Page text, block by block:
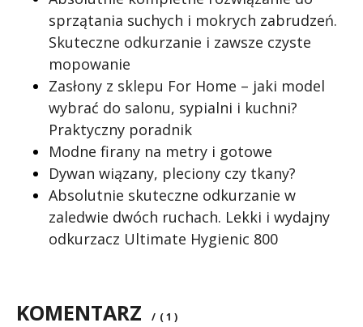
sprzątania suchych i mokrych zabrudzeń.
Skuteczne odkurzanie i zawsze czyste
mopowanie
Zasłony z sklepu For Home – jaki model
wybrać do salonu, sypialni i kuchni?
Praktyczny poradnik
Modne firany na metry i gotowe
Dywan wiązany, pleciony czy tkany?
Absolutnie skuteczne odkurzanie w
zaledwie dwóch ruchach. Lekki i wydajny
odkurzacz Ultimate Hygienic 800
KOMENTARZ / ( 1 )